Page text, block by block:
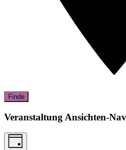
Finde
Veranstaltung Ansichten-